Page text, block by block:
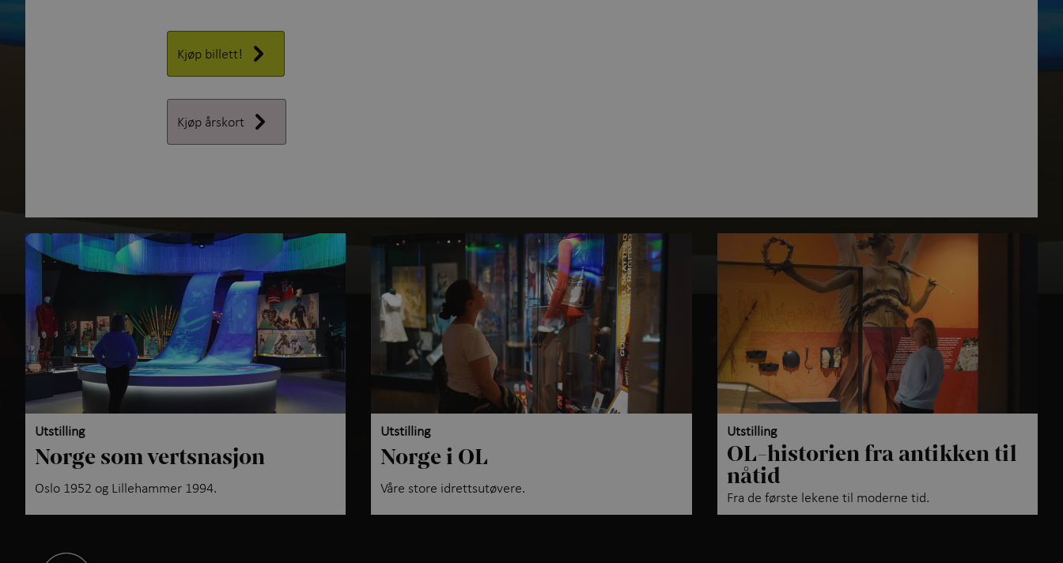
Kjøp billett!
Kjøp årskort
Utstilling
Norge som vertsnasjon
Oslo 1952 og Lillehammer 1994.
Utstilling
Norge i OL
Våre store idrettsutøvere.
Utstilling
OL-historien fra antikken til
nåtid
Fra de første lekene til moderne tid.